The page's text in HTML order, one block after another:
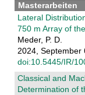
Masterarbeiten
Lateral
750 m Array of
Meder, P. D.
2024, September
doi:10.5445/IR/
Classical and
Determination of